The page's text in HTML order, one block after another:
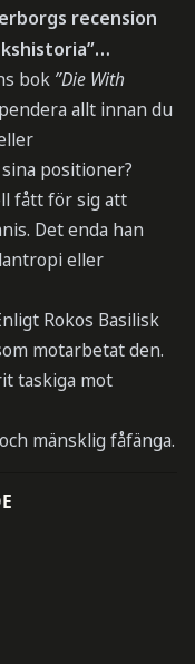
recension
bok ”Die With
allt innan du
positioner?
fått för sig att
Det enda han
eller
Rokos Basilisk
motarbetat den.
taskiga mot
mänsklig fåfänga.